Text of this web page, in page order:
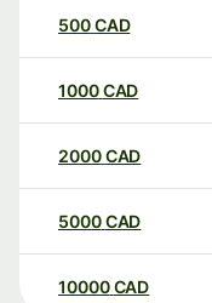
500CAD
1000CAD
2000CAD
5000CAD
10000 CAD